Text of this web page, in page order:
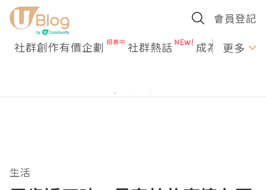
會員登記
社群創作有價企劃 社群熱話 成為U更多
生活